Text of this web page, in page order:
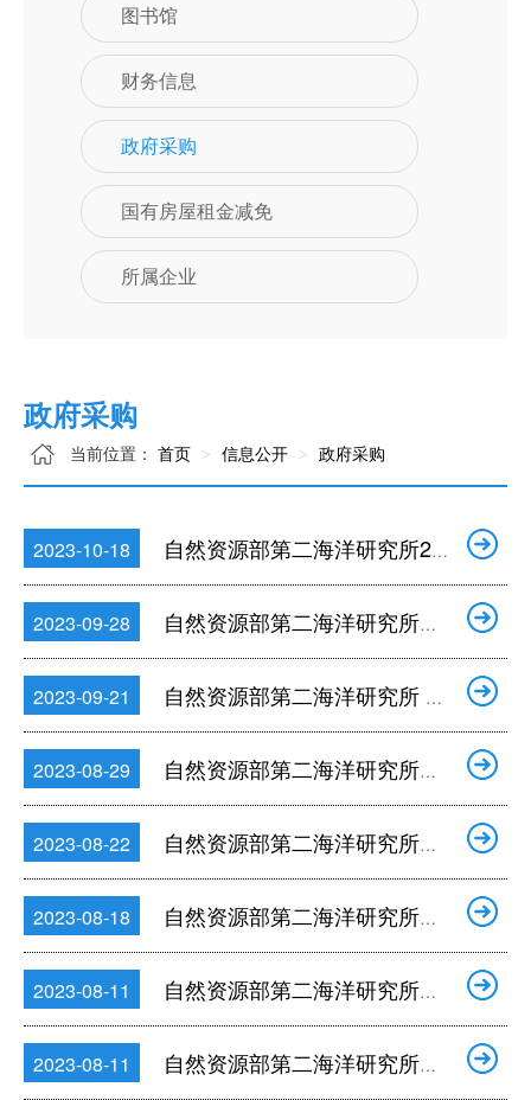
图书馆
财务信息
政府采购
国有房屋租金减免
所属企业
政府采购
当前位置： 首页 信息公开 政府采购
2023-10-18 自然资源部第二海洋研究所2024年文献数据库项目询价公告
2023-09-28 自然资源部第二海洋研究所大洋号物料采购（三）成交结果公告
2023-09-21 自然资源部第二海洋研究所 大洋号物料（三）采购询价公告
2023-08-29 自然资源部第二海洋研究所沉积物捕获器采购项目成交结果公告
2023-08-22 自然资源部第二海洋研究所沉积物捕获器采购项目的询价公告
2023-08-18 自然资源部第二海洋研究所长江口缺氧酸化预警监测大面航次项目成交结果公告
2023-08-11 自然资源部第二海洋研究所大洋号维修维护项目成交结果公告
2023-08-11 自然资源部第二海洋研究所长江口缺氧酸化预警监测大面航次项目竞争性谈判公告